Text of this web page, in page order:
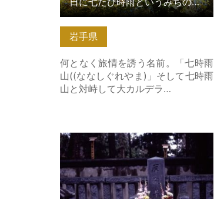
岩手県
何となく旅情を誘う名前。「七時雨
山((ななしぐれやま)」そして七時雨
山と対峙して大カルデラ…
原敬墓所 の詳細はこちら